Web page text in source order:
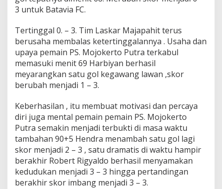
3 untuk Batavia FC.
Tertinggal 0. – 3. Tim Laskar Majapahit terus
berusaha membalas ketertinggalannya . Usaha dan
upaya pemain PS. Mojokerto Putra terkabul
memasuki menit 69 Harbiyan berhasil
meyarangkan satu gol kegawang lawan ,skor
berubah menjadi 1 – 3.
Keberhasilan , itu membuat motivasi dan percaya
diri juga mental pemain pemain PS. Mojokerto
Putra semakin menjadi terbukti di masa waktu
tambahan 90+5 Hendra menambah satu gol lagi
skor menjadi 2 – 3 , satu dramatis di waktu hampir
berakhir Robert Rigyaldo berhasil menyamakan
kedudukan menjadi 3 – 3 hingga pertandingan
berakhir skor imbang menjadi 3 – 3.